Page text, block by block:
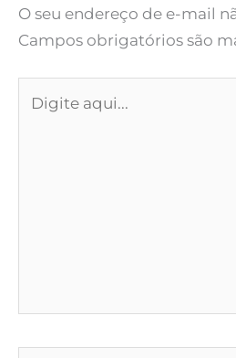
O seu endereço de e-mail
Campos obrigatórios são
aqui...